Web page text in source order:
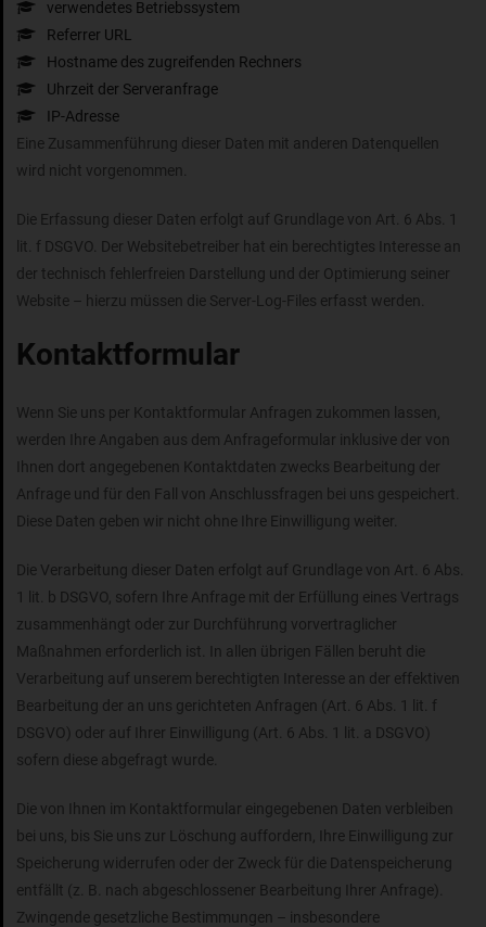
verwendetes Betriebssystem
Referrer URL
Hostname des zugreifenden Rechners
Uhrzeit der Serveranfrage
IP-Adresse
Eine Zusammenführung dieser Daten mit anderen Datenquellen
wird nicht vorgenommen.
Die Erfassung dieser Daten erfolgt auf Grundlage von Art. 6 Abs. 1
lit. f DSGVO. Der Websitebetreiber hat ein berechtigtes Interesse an
der technisch fehlerfreien Darstellung und der Optimierung seiner
Website – hierzu müssen die Server-Log-Files erfasst werden.
Kontaktformular
Wenn Sie uns per Kontaktformular Anfragen zukommen lassen,
werden Ihre Angaben aus dem Anfrageformular inklusive der von
Ihnen dort angegebenen Kontaktdaten zwecks Bearbeitung der
Anfrage und für den Fall von Anschlussfragen bei uns gespeichert.
Diese Daten geben wir nicht ohne Ihre Einwilligung weiter.
Die Verarbeitung dieser Daten erfolgt auf Grundlage von Art. 6 Abs.
1 lit. b DSGVO, sofern Ihre Anfrage mit der Erfüllung eines Vertrags
zusammenhängt oder zur Durchführung vorvertraglicher
Maßnahmen erforderlich ist. In allen übrigen Fällen beruht die
Verarbeitung auf unserem berechtigten Interesse an der effektiven
Bearbeitung der an uns gerichteten Anfragen (Art. 6 Abs. 1 lit. f
DSGVO) oder auf Ihrer Einwilligung (Art. 6 Abs. 1 lit. a DSGVO)
sofern diese abgefragt wurde.
Die von Ihnen im Kontaktformular eingegebenen Daten verbleiben
bei uns, bis Sie uns zur Löschung auffordern, Ihre Einwilligung zur
Speicherung widerrufen oder der Zweck für die Datenspeicherung
entfällt (z. B. nach abgeschlossener Bearbeitung Ihrer Anfrage).
Zwingende gesetzliche Bestimmungen – insbesondere